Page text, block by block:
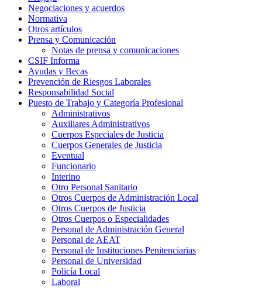
Negociaciones y acuerdos
Normativa
Otros artículos
Prensa y Comunicación
Notas de prensa y comunicaciones
CSIF Informa
Ayudas y Becas
Prevención de Riesgos Laborales
Responsabilidad Social
Puesto de Trabajo y Categoría Profesional
Administrativos
Auxiliares Administrativos
Cuerpos Especiales de Justicia
Cuerpos Generales de Justicia
Eventual
Funcionario
Interino
Otro Personal Sanitario
Otros Cuerpos de Administración Local
Otros Cuerpos de Justicia
Otros Cuerpos o Especialidades
Personal de Administración General
Personal de AEAT
Personal de Instituciones Penitenciarias
Personal de Universidad
Policía Local
Laboral